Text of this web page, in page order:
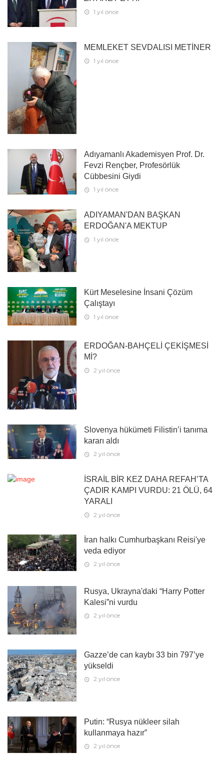
1 yıl önce
MEMLEKET SEVDALISI METİNER
1 yıl önce
Adıyamanlı Akademisyen Prof. Dr.
Fevzi Rençber, Profesörlük
Cübbesini Giydi
1 yıl önce
ADIYAMAN'DAN BAŞKAN
ERDOĞAN'A MEKTUP
1 yıl önce
Kürt Meselesine İnsani Çözüm
Çalıştayı
1 yıl önce
ERDOĞAN-BAHÇELİ ÇEKİŞMESİ
Mİ?
2 yıl önce
Slovenya hükümeti Filistin’i tanıma
kararı aldı
2 yıl önce
İSRAİL BİR KEZ DAHA REFAH’TA
ÇADIR KAMPI VURDU: 21 ÖLÜ, 64
YARALI
2 yıl önce
İran halkı Cumhurbaşkanı Reisi'ye
veda ediyor
2 yıl önce
Rusya, Ukrayna'daki “Harry Potter
Kalesi”ni vurdu
2 yıl önce
Gazze’de can kaybı 33 bin 797’ye
yükseldi
2 yıl önce
Putin: “Rusya nükleer silah
kullanmaya hazır”
2 yıl önce